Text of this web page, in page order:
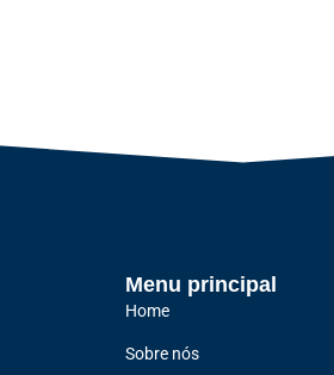
Menu principal
Home
Sobre nós